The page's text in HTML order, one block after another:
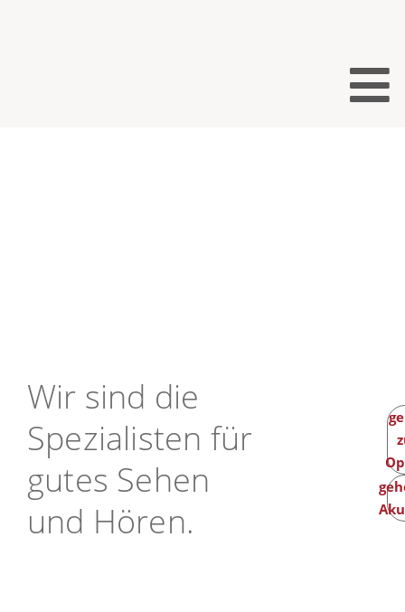
Wir sind die
Spezialisten für
gutes Sehen
und Hören.